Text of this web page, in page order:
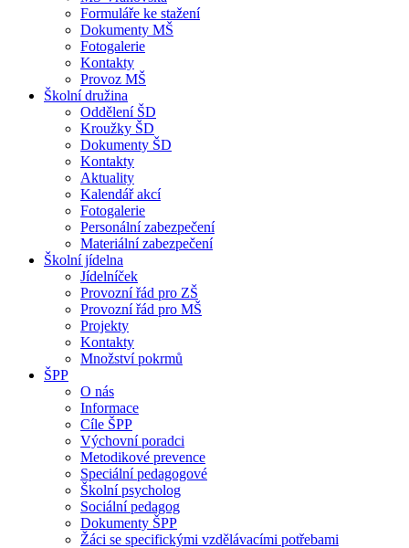
Formuláře ke stažení
Dokumenty MŠ
Fotogalerie
Kontakty
Provoz MŠ
Školní družina
Oddělení ŠD
Kroužky ŠD
Dokumenty ŠD
Kontakty
Aktuality
Kalendář akcí
Fotogalerie
Personální zabezpečení
Materiální zabezpečení
Školní jídelna
Jídelníček
Provozní řád pro ZŠ
Provozní řád pro MŠ
Projekty
Kontakty
Množství pokrmů
ŠPP
O nás
Informace
Cíle ŠPP
Výchovní poradci
Metodikové prevence
Speciální pedagogové
Školní psycholog
Sociální pedagog
Dokumenty ŠPP
Žáci se specifickými vzdělávacími potřebami